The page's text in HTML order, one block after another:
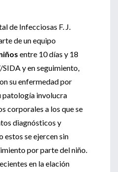
de Infecciosas F. J.
de un equipo
entre 10 días y 18
y en seguimiento,
su enfermedad por
patología involucra
corporales a los que se
diagnósticos y
estos se ejercen sin
por parte del niño.
en la elación